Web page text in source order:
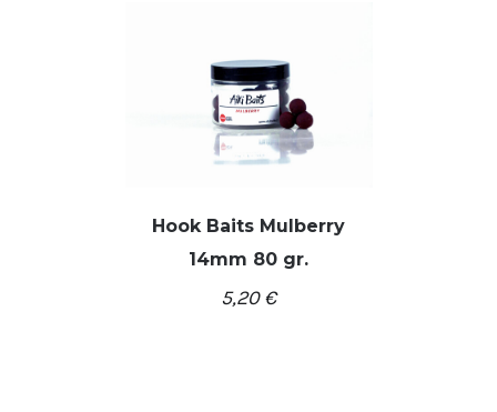
Hook Baits Mulberry
14mm 80 gr.
5,20€